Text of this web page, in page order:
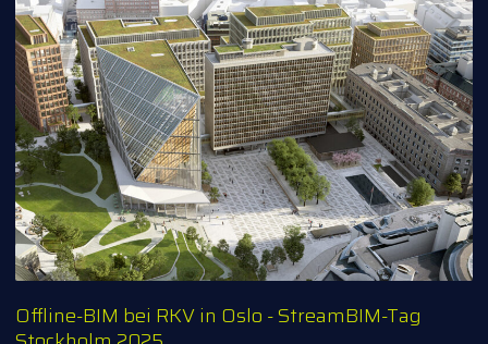
Offline-BIM bei RKV in Oslo - StreamBIM-Tag